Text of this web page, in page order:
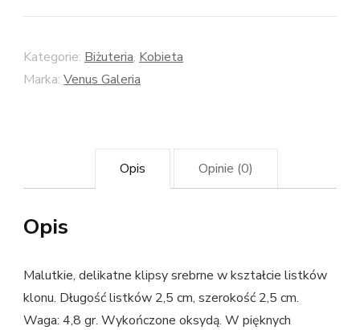
srebrne
Klon
brązowy
Kategorie: Biżuteria, Kobieta
Marka: Venus Galeria
Opis Opinie (0)
Opis
Malutkie, delikatne klipsy srebrne w kształcie listków
klonu. Długość listków 2,5 cm, szerokość 2,5 cm.
Waga: 4,8 gr. Wykończone oksydą. W pięknych